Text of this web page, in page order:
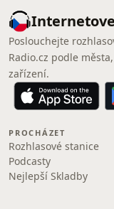
Poslouchejte
Radio.cz podle
zařízení.
PROCHÁZET
Rozhlasové stanice
Podcasty
Nejlepší Skladby